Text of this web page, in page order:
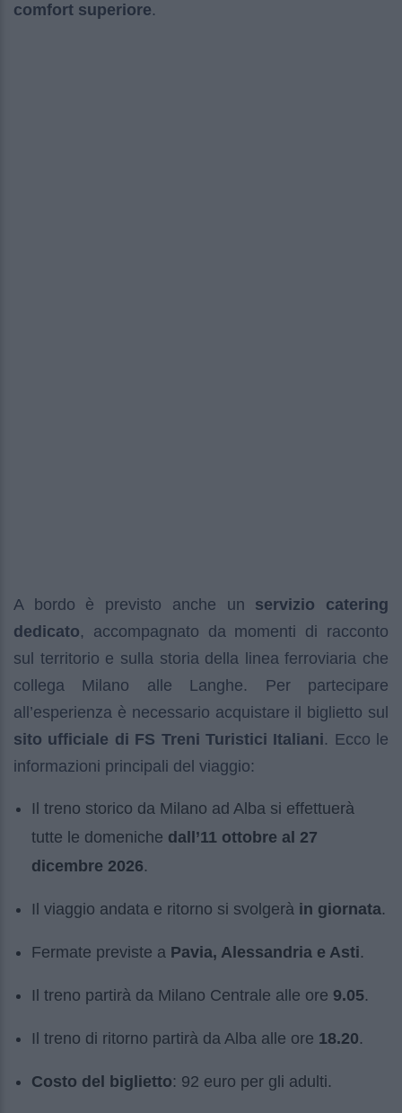
comfort superiore.
A bordo è previsto anche un servizio catering
dedicato, accompagnato da momenti di racconto
sul territorio e sulla storia della linea ferroviaria che
collega Milano alle Langhe. Per partecipare
all’esperienza è necessario acquistare il biglietto sul
sito ufficiale di FS Treni Turistici Italiani. Ecco le
informazioni principali del viaggio:
Il treno storico da Milano ad Alba si effettuerà
tutte le domeniche dall’11 ottobre al 27
dicembre 2026.
Il viaggio andata e ritorno si svolgerà in giornata.
Fermate previste a Pavia, Alessandria e Asti.
Il treno partirà da Milano Centrale alle ore 9.05.
Il treno di ritorno partirà da Alba alle ore 18.20.
Costo del biglietto: 92 euro per gli adulti.